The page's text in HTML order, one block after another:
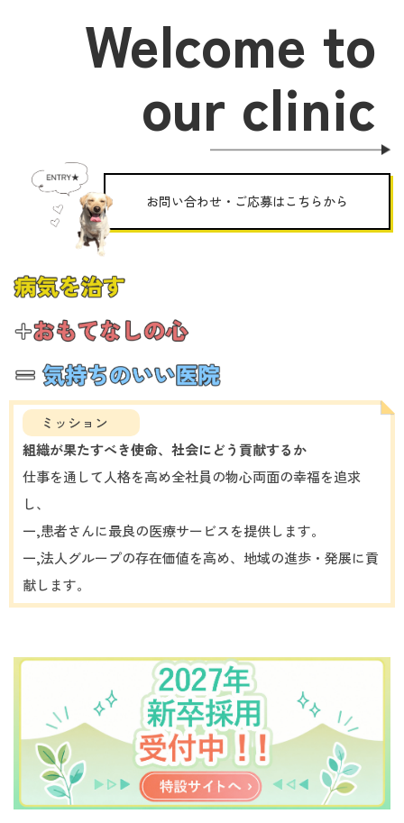
Welcome to
our clinic
お問い合わせ・ご応募はこちらから
ミッション
組織が果たすべき使命、社会にどう貢献するか
仕事を通して人格を高め全社員の物心両面の幸福を追求
し、
一,患者さんに最良の医療サービスを提供します。
一,法人グループの存在価値を高め、地域の進歩・発展に貢
献します。